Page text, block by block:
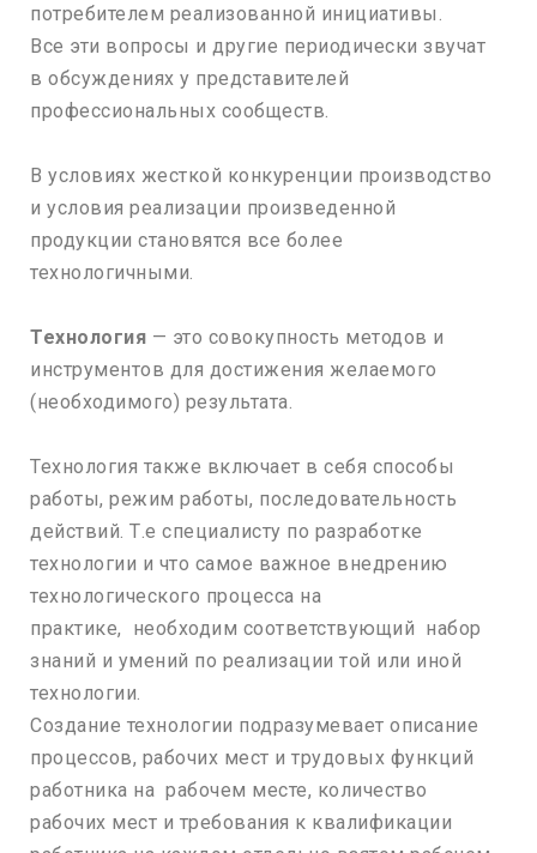
потребителем реализованной инициативы.
Все эти вопросы и другие периодически звучат
в обсуждениях у представителей
профессиональных сообществ.
В условиях жесткой конкуренции производство
и условия реализации произведенной
продукции становятся все более
технологичными.
Технология — это совокупность методов и
инструментов для достижения желаемого
(необходимого) результата.
Технология также включает в себя способы
работы, режим работы, последовательность
действий. Т.е специалисту по разработке
технологии и что самое важное внедрению
технологического процесса на
практике, необходим соответствующий набор
знаний и умений по реализации той или иной
технологии.
Создание технологии подразумевает описание
процессов, рабочих мест и трудовых функций
работника на рабочем месте, количество
рабочих мест и требования к квалификации